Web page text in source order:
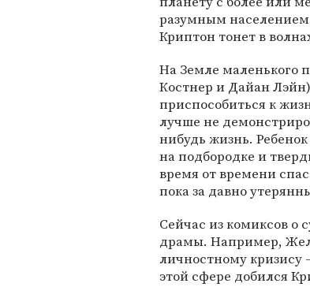
разумным
Криптон тонет в
На Земле маленького
Костнер и Дайан
приспособиться к
лучше не
нибудь жизнь.
на подбородке и
время от времени
пока за давно
Сейчас из комиксов о
драмы. Например,
личностному кризису
этой сфере добился